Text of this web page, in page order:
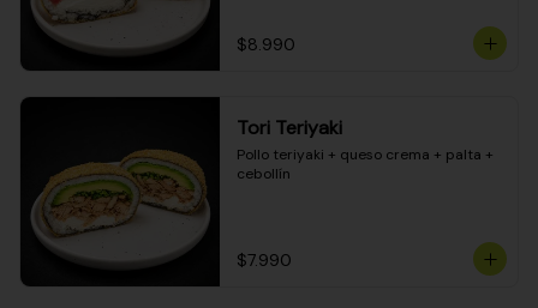
$8.990
Tori Teriyaki
Pollo teriyaki + queso crema + palta +
cebollín
$7.990